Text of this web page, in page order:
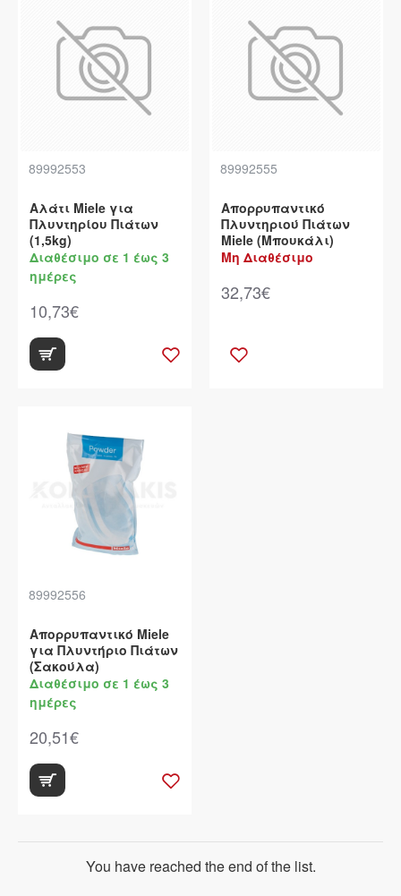
89992553
Αλάτι Miele για
Πλυντηρίου Πιάτων
(1,5kg)
Διαθέσιμο σε 1 έως 3
ημέρες
10,73€
89992555
Απορρυπαντικό
Πλυντηριού Πιάτων
Miele (Μπουκάλι)
Μη Διαθέσιμο
32,73€
89992556
Απορρυπαντικό Miele
για Πλυντήριο Πιάτων
(Σακούλα)
Διαθέσιμο σε 1 έως 3
ημέρες
20,51€
You have reached the end of the list.